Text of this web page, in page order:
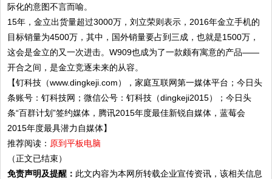
际化的意图不言而喻。
15年，金立出货量超过3000万，刘立荣则表示，2016年金立手机的
目标销量为4500万，其中，国外销量要占到三成，也就是1500万，
这会是金立的又一次进击。W909也成为了一款颇有寓意的产品——
开合之间，是金立竞逐未来的从容。
【钉科技（www.dingkeji.com），家庭互联网第一媒体平台；今日头
条账号：钉科技网；微信公号：钉科技（dingkeji2015）；今日头
条“百群计划”签约媒体，腾讯2015年度最佳新锐自媒体，蓝莓会
2015年度最具潜力自媒体】
推荐阅读： 原到平板电脑
（正文已结束）
免责声明及提醒： 此文内容为本网所转载企业宣传资讯，该相关信息